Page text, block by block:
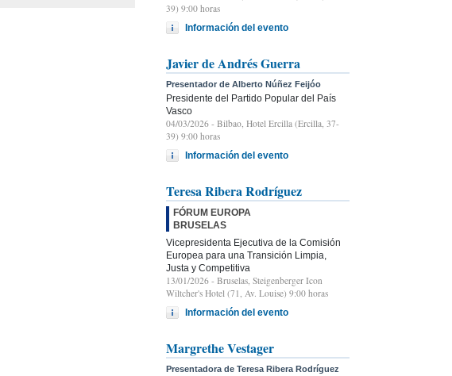
39) 9:00 horas
Información del evento
Javier de Andrés Guerra
Presentador de Alberto Núñez Feijóo
Presidente del Partido Popular del País
Vasco
04/03/2026 - Bilbao, Hotel Ercilla (Ercilla, 37-
39) 9:00 horas
Información del evento
Teresa Ribera Rodríguez
FÓRUM EUROPA
BRUSELAS
Vicepresidenta Ejecutiva de la Comisión
Europea para una Transición Limpia,
Justa y Competitiva
13/01/2026 - Bruselas, Steigenberger Icon
Wiltcher's Hotel (71, Av. Louise) 9:00 horas
Información del evento
Margrethe Vestager
Presentadora de Teresa Ribera Rodríguez